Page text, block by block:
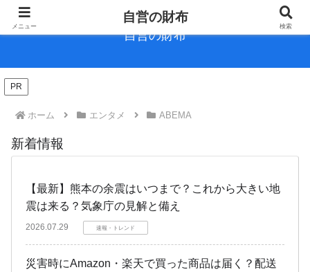
自営の財布
PR
ホーム エンタメ ABEMA
新着情報
【最新】熊本の余震はいつまで？これから大きい地
震は来る？気象庁の見解と備え
2026.07.29 速報・トレンド
災害時にAmazon・楽天で買った商品は届く？配送
メニュー
自営の財布
検索